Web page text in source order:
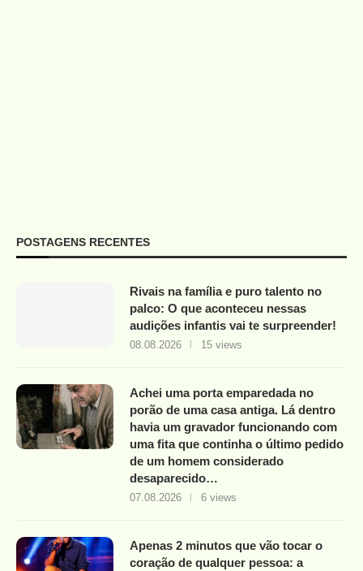
POSTAGENS RECENTES
Rivais na família e puro talento no
palco: O que aconteceu nessas
audições infantis vai te surpreender!
08.08.2026 15 views
Achei uma porta emparedada no
porão de uma casa antiga. Lá dentro
havia um gravador funcionando com
uma fita que continha o último pedido
de um homem considerado
desaparecido…
07.08.2026 6 views
Apenas 2 minutos que vão tocar o
coração de qualquer pessoa: a